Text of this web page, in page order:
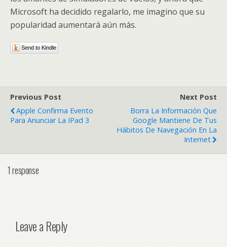
Microsoft ha decidido regalarlo, me imagino que su
popularidad aumentará aún más.
Send to Kindle
Previous Post
Apple Confirma Evento
Para Anunciar La IPad 3
Next Post
Borra La Información Que
Google Mantiene De Tus
Hábitos De Navegación En La
Internet
1 response
Leave a Reply